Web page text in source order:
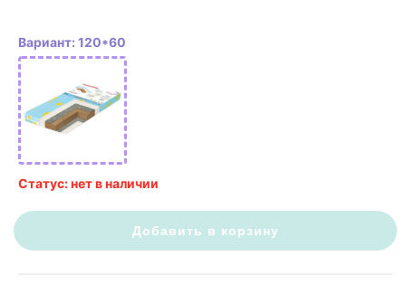
Вариант: 120*60
Статус: нет в наличии
Добавить в корзину